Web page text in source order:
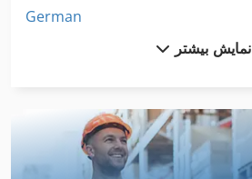
German
Ls 703
نمایش بیشتر